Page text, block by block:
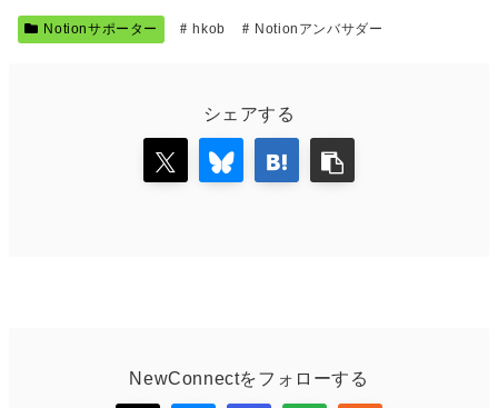
Notionサポーター hkob Notionアンバサダー
シェアする
NewConnectをフォローする